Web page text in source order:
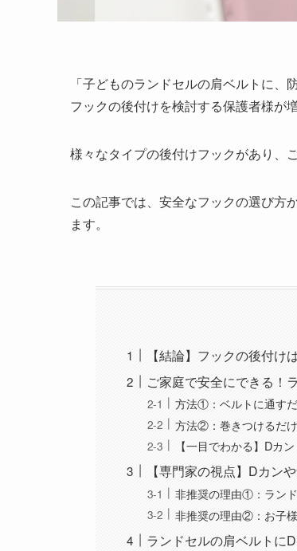
「子どものランドセルの肩ベルトに
フックの後付けを検討する保護者様が
様々なタイプの後付けフックがあり、
この記事では、安全なフックの選び方
ます。
【結論】フックの後付
ご家庭で安全にできる！
方法①：ベルトに通す
方法②：巻きつけるだ
【一目でわかる】Dカ
【専門家の視点】Dカン
非推奨の理由①：ラン
非推奨の理由②：お子
ランドセルの肩ベルトに